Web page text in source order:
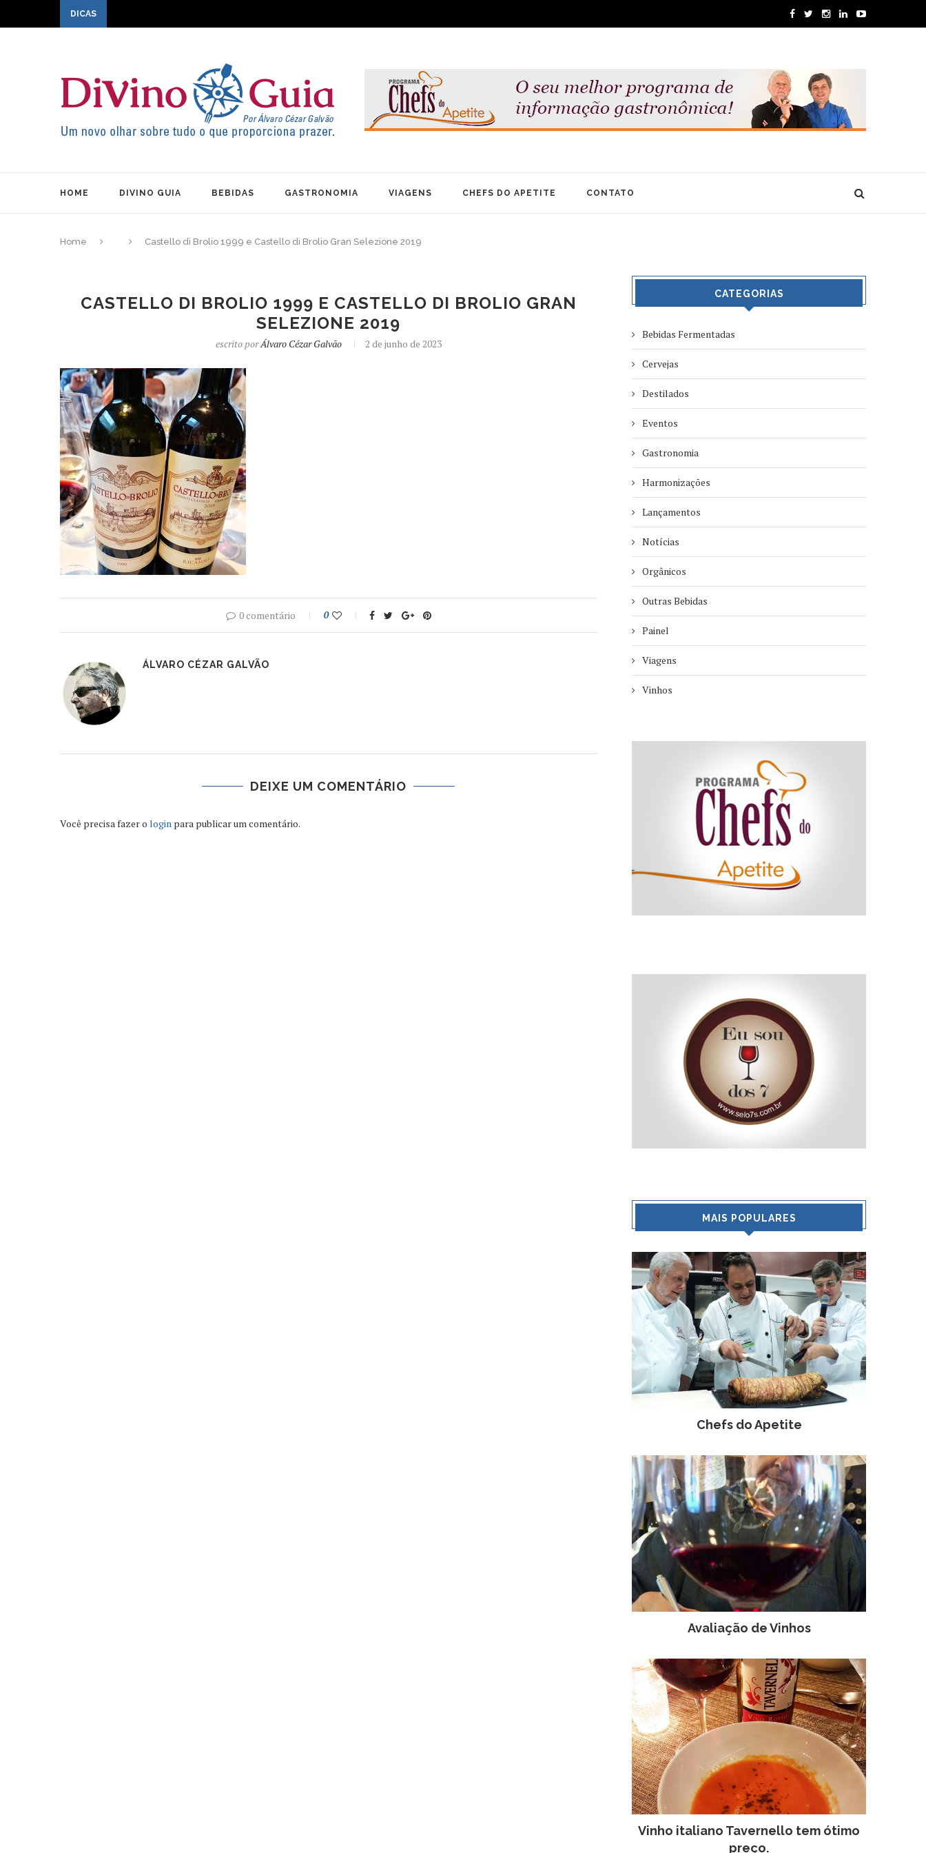
DICAS
HOME DIVINO GUIA BEBIDAS GASTRONOMIA VIAGENS CHEFS DO APETITE CONTATO
Home Castello di Brolio 1999 e Castello di Brolio Gran Selezione 2019
CASTELLO DI BROLIO 1999 E CASTELLO DI BROLIO GRAN
SELEZIONE 2019
escrito porÁlvaro Cézar Galvão 2 de junho de 2023
0 comentário 0
ÁLVARO CÉZAR GALVÃO
DEIXE UM COMENTÁRIO
Você precisa fazer o login para publicar um comentário.
CATEGORIAS
Bebidas Fermentadas
Cervejas
Destilados
Eventos
Gastronomia
Harmonizações
Lançamentos
Notícias
Orgânicos
Outras Bebidas
Painel
Viagens
Vinhos
MAIS POPULARES
Chefs do Apetite
Avaliação de Vinhos
Vinho italiano Tavernello tem ótimo
preço.